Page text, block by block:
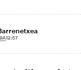
12:57